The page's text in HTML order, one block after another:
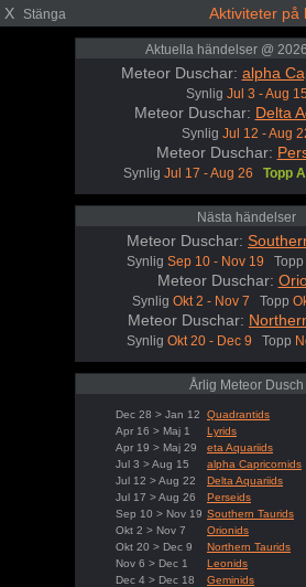
X Stänga Aktiviteter på
Aktuella händelser @
Meteor Duschar: alpha
Synlig Jul 3 - Aug 15
Meteor Duschar: Delta
Synlig Jul 12 - Aug
Meteor Duschar:
Synlig Jul 17 - Aug 26 Topp
Nästa händelser
Meteor Duschar:
Synlig Sep 10 - Nov 19 Topp
Meteor Duschar:
Synlig Okt 2 - Nov 7 Topp
Meteor Duschar:
Synlig Okt 20 - Dec 9 Topp
Årlig Meteor Dusch
Dec 28 > Jan 12 Quadrantids
Apr 16 > Maj 1
Lyrids
Apr 19 > Maj 29
eta Aquariids
Jul 3 > Aug 15
alpha Capricornids
Jul 12 > Aug 22
Delta Aquariids
Jul 17 > Aug 26
Perseids
Sep 10 > Nov 19 Southern Taurids
Okt 2 > Nov 7
Orionids
Okt 20 > Dec 9
Northern Taurids
Nov 6 > Dec 1
Leonids
Dec 4 > Dec 18
Geminids